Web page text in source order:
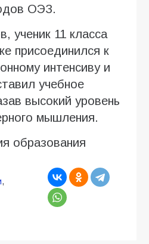
ОЭЗ.
ученик 11 класса
присоединился к
интенсиву и
учебное
высокий уровень
мышления.
образования
,